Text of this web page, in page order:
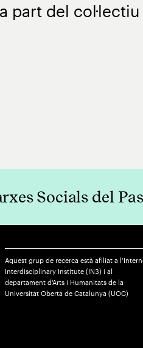
part del
Socials del
Aquest grup de recerca està afiliat a
Interdisciplinary Institute (IN3) i al
departament d'Arts i Humanitats de la
Universitat Oberta de Catalunya (UOC)